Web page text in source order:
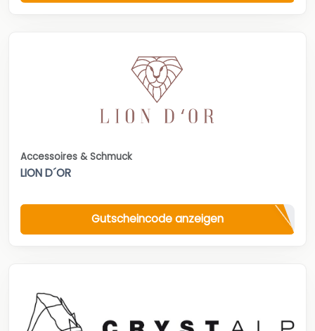
Accessoires & Schmuck
LION D´OR
Gutscheincode anzeigen